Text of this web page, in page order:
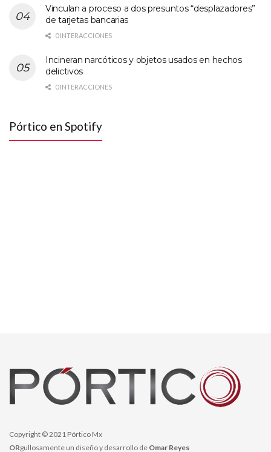
Vinculan a proceso a dos presuntos “desplazadores”
de tarjetas bancarias
0 INTERACCIONES
Incineran narcóticos y objetos usados en hechos
delictivos
0 INTERACCIONES
Pórtico en Spotify
Copyright © 2021 Pórtico Mx
ORgullosamente un diseño y desarrollo de Omar Reyes